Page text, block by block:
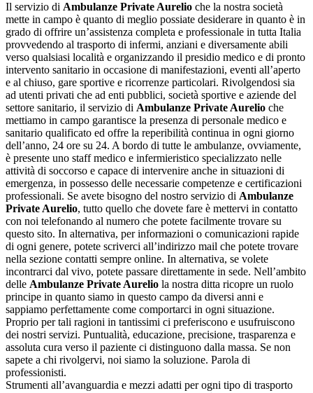
Il servizio di Ambulanze Private Aurelio che la nostra società
mette in campo è quanto di meglio possiate desiderare in quanto è in
grado di offrire un’assistenza completa e professionale in tutta Italia
provvedendo al trasporto di infermi, anziani e diversamente abili
verso qualsiasi località e organizzando il presidio medico e di pronto
intervento sanitario in occasione di manifestazioni, eventi all’aperto
e al chiuso, gare sportive e ricorrenze particolari. Rivolgendosi sia
ad utenti privati che ad enti pubblici, società sportive e aziende del
settore sanitario, il servizio di Ambulanze Private Aurelio che
mettiamo in campo garantisce la presenza di personale medico e
sanitario qualificato ed offre la reperibilità continua in ogni giorno
dell’anno, 24 ore su 24. A bordo di tutte le ambulanze, ovviamente,
è presente uno staff medico e infermieristico specializzato nelle
attività di soccorso e capace di intervenire anche in situazioni di
emergenza, in possesso delle necessarie competenze e certificazioni
professionali. Se avete bisogno del nostro servizio di Ambulanze
Private Aurelio, tutto quello che dovete fare è mettervi in contatto
con noi telefonando al numero che potete facilmente trovare su
questo sito. In alternativa, per informazioni o comunicazioni rapide
di ogni genere, potete scriverci all’indirizzo mail che potete trovare
nella sezione contatti sempre online. In alternativa, se volete
incontrarci dal vivo, potete passare direttamente in sede. Nell’ambito
delle Ambulanze Private Aurelio la nostra ditta ricopre un ruolo
principe in quanto siamo in questo campo da diversi anni e
sappiamo perfettamente come comportarci in ogni situazione.
Proprio per tali ragioni in tantissimi ci preferiscono e usufruiscono
dei nostri servizi. Puntualità, educazione, precisione, trasparenza e
assoluta cura verso il paziente ci distinguono dalla massa. Se non
sapete a chi rivolgervi, noi siamo la soluzione. Parola di
professionisti.
Strumenti all’avanguardia e mezzi adatti per ogni tipo di trasporto